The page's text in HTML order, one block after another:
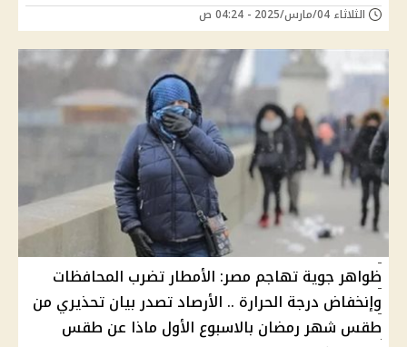
الثلاثاء 04/مارس/2025 - 04:24 ص
ظواهر جوية تهاجم مصر: الأمطار تضرب المحافظات
وإنخفاض درجة الحرارة .. الأرصاد تصدر بيان تحذيري من
طقس شهر رمضان بالاسبوع الأول ماذا عن طقس